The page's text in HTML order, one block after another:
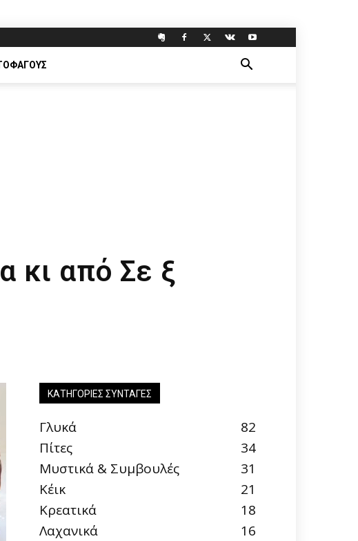
κι από Σε ξ
ΚΑΤΗΓΟΡΊΕΣ ΣΥΝΤΑΓΈΣ
Γλυκά
82
Πίτες
34
Μυστικά & Συμβουλές
31
Κέικ
21
Κρεατικά
18
Λαχανικά
16